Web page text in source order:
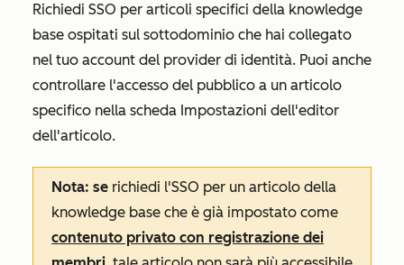
Richiedi SSO per articoli specifici della knowledge
base ospitati sul sottodominio che hai collegato
nel tuo account del provider di identità. Puoi anche
controllare l'accesso del pubblico a un articolo
specifico nella scheda Impostazioni dell'editor
dell'articolo.
Nota: se richiedi l'SSO per un articolo della
knowledge base che è già impostato come
contenuto privato con registrazione dei